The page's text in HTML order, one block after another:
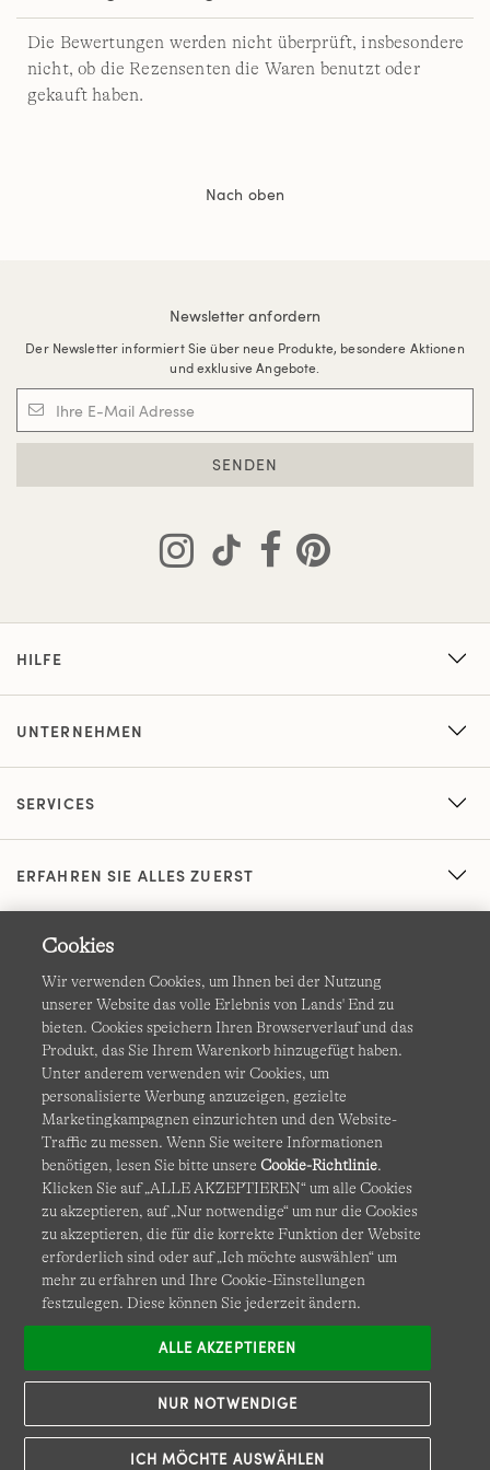
Die Bewertungen werden nicht überprüft, insbesondere
nicht, ob die Rezensenten die Waren benutzt oder
gekauft haben.
Nach oben
Newsletter anfordern
Der Newsletter informiert Sie über neue Produkte, besondere Aktionen
und exklusive Angebote.
SENDEN
HILFE
UNTERNEHMEN
SERVICES
ERFAHREN SIE ALLES ZUERST
AGB Datenschutz & Sicherheit
Cookies Ich möchte auswählen Barrierefreiheit
Site Map Internationale Websites
Diese Website ist durch reCAPTCHA geschützt. Es gelten die
Datenschutzerklärung undNutzungsbedingungenvon
Google.
© COPYRIGHT LANDS' END EUROPE
Cookies
Wir verwenden Cookies, um Ihnen bei der Nutzung
unserer Website das volle Erlebnis von Lands' End zu
bieten. Cookies speichern Ihren Browserverlauf und das
Produkt, das Sie Ihrem Warenkorb hinzugefügt haben.
Unter anderem verwenden wir Cookies, um
personalisierte Werbung anzuzeigen, gezielte
Marketingkampagnen einzurichten und den Website-
Traffic zu messen. Wenn Sie weitere Informationen
benötigen, lesen Sie bitte unsereCookie-Richtlinie.
Klicken Sie auf „ALLE AKZEPTIEREN“ um alle Cookies
zu akzeptieren, auf „Nur notwendige“ um nur die Cookies
zu akzeptieren, die für die korrekte Funktion der Website
erforderlich sind oder auf „Ich möchte auswählen“ um
mehr zu erfahren und Ihre Cookie-Einstellungen
festzulegen. Diese können Sie jederzeit ändern.
ICH MÖCHTE AUSWÄHLEN
NUR NOTWENDIGE
ALLE AKZEPTIEREN